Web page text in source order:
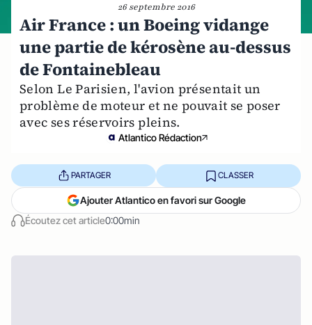
26 septembre 2016
Air France : un Boeing vidange
une partie de kérosène au-dessus
de Fontainebleau
Selon Le Parisien, l'avion présentait un
problème de moteur et ne pouvait se poser
avec ses réservoirs pleins.
Atlantico Rédaction
Écoutez cet article0:00min
PARTAGER CLASSER
Ajouter Atlantico en favori sur Google